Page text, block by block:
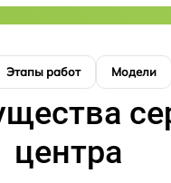
Этапы работ Модели
центра